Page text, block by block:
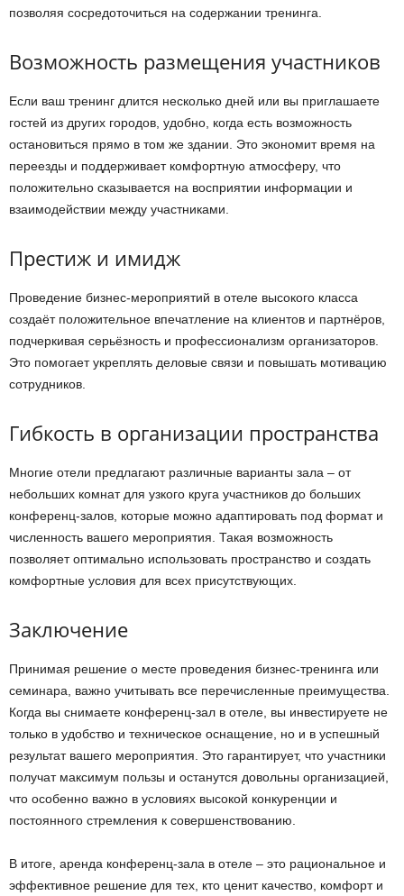
позволяя сосредоточиться на содержании тренинга.
Возможность размещения участников
Если ваш тренинг длится несколько дней или вы приглашаете
гостей из других городов, удобно, когда есть возможность
остановиться прямо в том же здании. Это экономит время на
переезды и поддерживает комфортную атмосферу, что
положительно сказывается на восприятии информации и
взаимодействии между участниками.
Престиж и имидж
Проведение бизнес-мероприятий в отеле высокого класса
создаёт положительное впечатление на клиентов и партнёров,
подчеркивая серьёзность и профессионализм организаторов.
Это помогает укреплять деловые связи и повышать мотивацию
сотрудников.
Гибкость в организации пространства
Многие отели предлагают различные варианты зала – от
небольших комнат для узкого круга участников до больших
конференц-залов, которые можно адаптировать под формат и
численность вашего мероприятия. Такая возможность
позволяет оптимально использовать пространство и создать
комфортные условия для всех присутствующих.
Заключение
Принимая решение о месте проведения бизнес-тренинга или
семинара, важно учитывать все перечисленные преимущества.
Когда вы снимаете конференц-зал в отеле, вы инвестируете не
только в удобство и техническое оснащение, но и в успешный
результат вашего мероприятия. Это гарантирует, что участники
получат максимум пользы и останутся довольны организацией,
что особенно важно в условиях высокой конкуренции и
постоянного стремления к совершенствованию.
В итоге, аренда конференц-зала в отеле – это рациональное и
эффективное решение для тех, кто ценит качество, комфорт и